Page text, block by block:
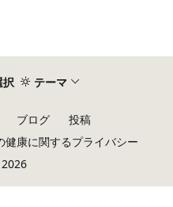
択 テーマ
ブログ
投稿
健康に関するプライバシー